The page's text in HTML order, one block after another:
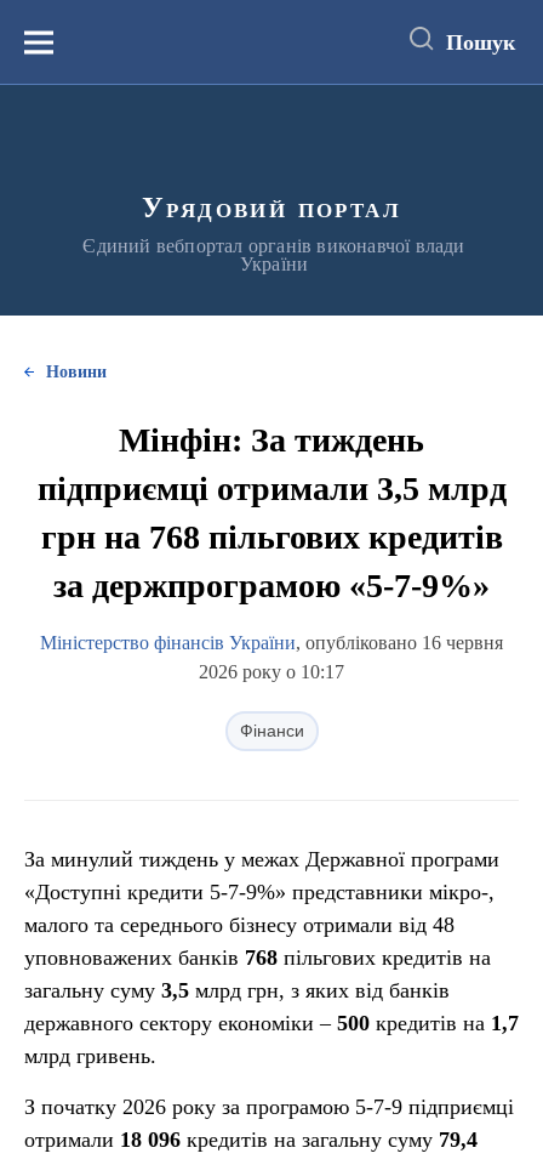
вмістуМеню Пошук
Урядовий портал
Єдиний вебпортал органів виконавчої влади
України
Новини
Мінфін: За тиждень
підприємці отримали 3,5 млрд
грн на 768 пільгових кредитів
за держпрограмою «5-7-9%»
Міністерство фінансів України, опубліковано 16 червня
2026 року о 10:17
Фінанси
За минулий тиждень у межах Державної програми
«Доступні кредити 5-7-9%» представники мікро-,
малого та середнього бізнесу отримали від 48
уповноважених банків 768 пільгових кредитів на
загальну суму 3,5 млрд грн, з яких від банків
державного сектору економіки – 500 кредитів на 1,7
млрд гривень.
З початку 2026 року за програмою 5-7-9 підприємці
отримали 18 096 кредитів на загальну суму 79,4